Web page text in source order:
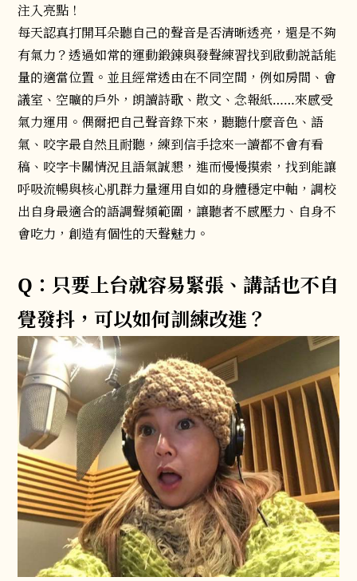
注入亮點！
每天認真打開耳朵聽自己的聲音是否清晰透亮，還是不夠
有氣力？透過如常的運動鍛鍊與發聲練習找到啟動説話能
量的適當位置。並且經常透由在不同空間，例如房間、會
議室、空曠的戶外，朗讀詩歌、散文、念報紙……來感受
氣力運用。偶爾把自己聲音錄下來，聽聽什麼音色、語
氣、咬字最自然且耐聽，練到信手捻來一讀都不會有看
稿、咬字卡關情況且語氣誠懇，進而慢慢摸索，找到能讓
呼吸流暢與核心肌群力量運用自如的身體穩定中軸，調校
出自身最適合的語調聲頻範圍，讓聽者不感壓力、自身不
會吃力，創造有個性的天聲魅力。
Q：只要上台就容易緊張、講話也不自
覺發抖，可以如何訓練改進？